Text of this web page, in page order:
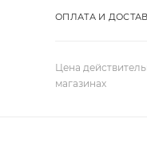
ОПЛАТА И
Цена
магазинах